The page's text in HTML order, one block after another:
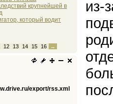
крупнейшей в
который водит
12 13 14 15 16 →
export/rss.xml
из-